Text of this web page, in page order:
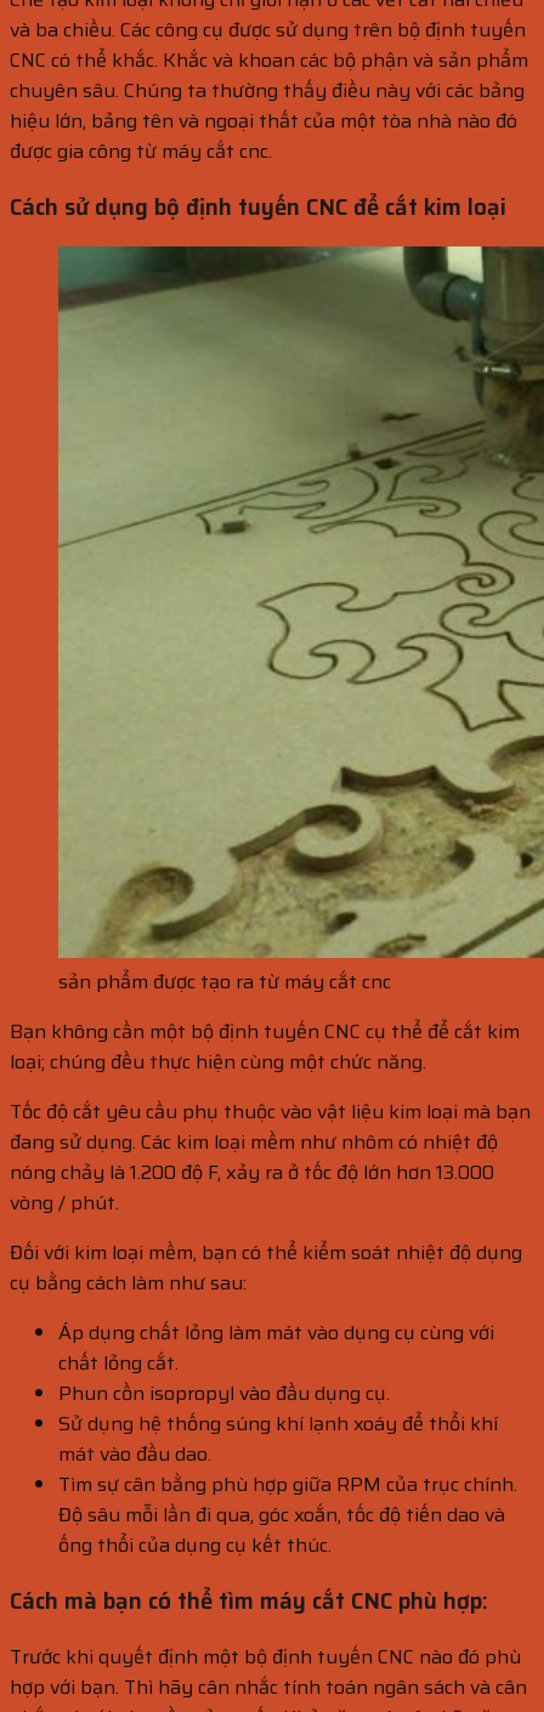
và ba chiều. Các công cụ được sử dụng trên bộ định tuyến
CNC có thể khắc. Khắc và khoan các bộ phận và sản phẩm
chuyên sâu. Chúng ta thường thấy điều này với các bảng
hiệu lớn, bảng tên và ngoại thất của một tòa nhà nào đó
được gia công từ máy cắt cnc.
Cách sử dụng bộ định tuyến CNC để cắt kim loại
sản phẩm được tạo ra từ máy cắt cnc
Bạn không cần một bộ định tuyến CNC cụ thể để cắt kim
loại; chúng đều thực hiện cùng một chức năng.
Tốc độ cắt yêu cầu phụ thuộc vào vật liệu kim loại mà bạn
đang sử dụng. Các kim loại mềm như nhôm có nhiệt độ
nóng chảy là 1.200 độ F, xảy ra ở tốc độ lớn hơn 13.000
vòng / phút.
Đối với kim loại mềm, bạn có thể kiểm soát nhiệt độ dụng
cụ bằng cách làm như sau:
Áp dụng chất lỏng làm mát vào dụng cụ cùng với
chất lỏng cắt.
Phun cồn isopropyl vào đầu dụng cụ.
Sử dụng hệ thống súng khí lạnh xoáy để thổi khí
mát vào đầu dao.
Tìm sự cân bằng phù hợp giữa RPM của trục chính.
Độ sâu mỗi lần đi qua, góc xoắn, tốc độ tiến dao và
ống thổi của dụng cụ kết thúc.
Cách mà bạn có thể tìm máy cắt CNC phù hợp:
Trước khi quyết định một bộ định tuyến CNC nào đó phù
hợp với bạn. Thì hãy cân nhắc tính toán ngân sách và cân